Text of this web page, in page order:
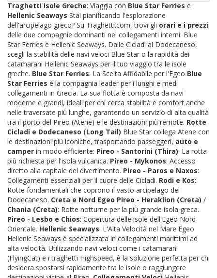
Traghetti Isole Greche: Viaggia con Blue Star Ferries e
Hellenic Seaways Stai pianificando l'esplorazione
dell'arcipelago greco? Su Traghetti.com, trovi gli orari e i prezzi
delle due compagnie dominanti nei collegamenti interni: Blue
Star Ferries e Hellenic Seaways. Dalle Cicladi al Dodecaneso,
scegli la stabilità delle navi veloci Blue Star o la rapidità dei
catamarani Hellenic Seaways per il tuo viaggio tra le isole
greche. Blue Star Ferries: La Scelta Affidabile per l'Egeo Blue
Star Ferries è la compagnia leader per i lunghi e medi
collegamenti in Grecia. La sua flotta è composta da navi
moderne e grandi, ideali per chi cerca stabilità e comfort anche
nelle traversate più lunghe, garantendo un servizio di alta qualità
tra il porto del Pireo (Atene) e le destinazioni più remote. Rotte
Cicladi e Dodecaneso (Long Tail) Blue Star collega Atene con
le destinazioni più iconiche, trasportando passeggeri, auto e
camper in modo efficiente: Pireo - Santorini (Thira): La rotta
più richiesta per l'isola vulcanica. Pireo - Mykonos: Accesso
diretto alla capitale del divertimento. Pireo - Paros e Naxos:
Collegamenti essenziali per il cuore delle Cicladi. Rodi e Kos:
Rotte fondamentali che coprono il vasto arcipelago del
Dodecaneso. Creta e Nord Egeo Pireo - Heraklion (Creta) /
Chania (Creta): Rotte notturne per la più grande isola greca.
Pireo - Lesbo e Chios: Copertura delle isole dell'Egeo Nord-
Orientale. Hellenic Seaways: L'Alta Velocità nel Mare Egeo
Hellenic Seaways è specializzata in collegamenti marittimi ad
alta velocità. Utilizzando navi veloci come i catamarani
(FlyingCat) e i traghetti Highspeed, è la soluzione perfetta per chi
desidera spostarsi rapidamente tra le isole o raggiungere